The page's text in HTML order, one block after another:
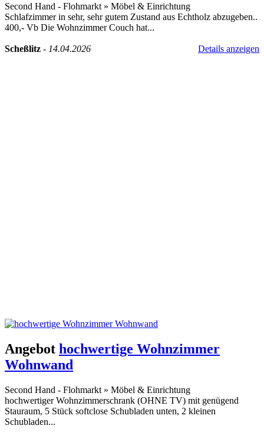
Second Hand - Flohmarkt » Möbel & Einrichtung
Schlafzimmer in sehr, sehr gutem Zustand aus Echtholz abzugeben..
400,- Vb Die Wohnzimmer Couch hat...
Scheßlitz - 14.04.2026 Details anzeigen
Angebot hochwertige Wohnzimmer
Wohnwand
Second Hand - Flohmarkt » Möbel & Einrichtung
hochwertiger Wohnzimmerschrank (OHNE TV) mit genügend
Stauraum, 5 Stück softclose Schubladen unten, 2 kleinen
Schubladen...